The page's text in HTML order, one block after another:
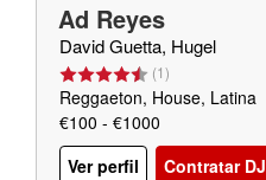
Ad Reyes
David Guetta, Hugel
(1)
Reggaeton, House, Latina
€100 - €1000
Ver perfil
Contratar DJ